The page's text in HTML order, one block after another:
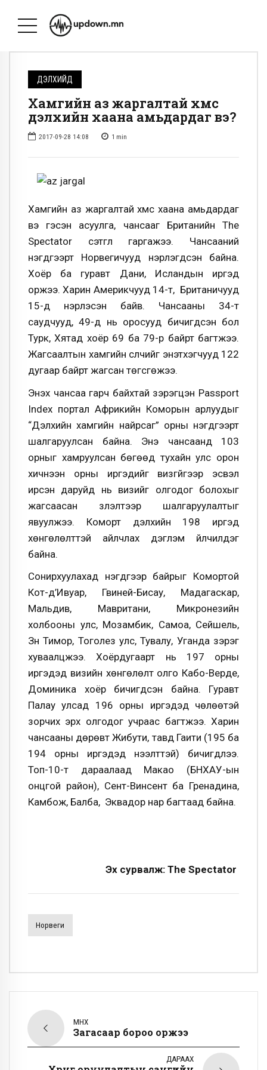
ДЭЛХИЙД
Хамгийн аз жаргалтай хүмүүс
дэлхийн хаана амьдардаг вэ?
2017-09-28 14:08 1 min
Хамгийн аз жаргалтай хүмүүс хаана амьдардаг
вэ гэсэн асуулга, чансааг Британийн The
Spectator сэтгүүл гаргажээ. Чансааний
нэгдүгээрт Норвегичууд нэрлэгдсэн байна.
Хоёр ба гуравт Дани, Исландын иргэд
оржээ. Харин Америкчууд 14-т, Британичууд
15-д нэрлэсэн байв. Чансааны 34-т
саудчууд, 49-д нь оросууд бичигдсэн бол
Турк, Хятад хоёр 69 ба 79-р байрт багтжээ.
Жагсаалтын хамгийн сүүлчийг энэтхэгчууд 122
дугаар байрт жагсан төгсгөжээ.
Энэхүү чансаа гарч байхтай зэрэгцэн Passport
Index портал Африкийн Коморын арлуудыг
“Дэлхийн хамгийн найрсаг” орны нэгдүгээрт
шалгаруулсан байна. Энэ чансаанд 103
орныг хамруулсан бөгөөд тухайн улс орон
хичнээн орны иргэдийг визгүйгээр эсвэл
ирсэн даруйд нь визийг олгодог болохыг
жагсаасан үзүүлэлтээр шалгаруулалтыг
явуулжээ. Коморт дэлхийн 198 иргэд
хөнгөлөлттэй айлчлах дэглэм үйлчилдэг
байна.
Сонирхуулахад нэгдүгээр байрыг Комортой
Кот-д’Ивуар, Гвиней-Бисау, Мадагаскар,
Мальдив, Мавритани, Микронезийн
холбооны улс, Мозамбик, Самоа, Сейшель,
Зүүн Тимор, Тоголез улс, Тувалу, Уганда зэрэг
хуваалцжээ. Хоёрдугаарт нь 197 орны
иргэдэд визийн хөнгөлөлт олго Кабо-Верде,
Доминика хоёр бичигдсэн байна. Гуравт
Палау улсад 196 орны иргэдэд чөлөөтэй
зорчих эрх олгодог учраас багтжээ. Харин
чансааны дөрөвт Жибути, тавд Гаити (195 ба
194 орны иргэдэд нээлттэй) бичигдлээ.
Топ-10-т дараалаад Макао (БНХАУ-ын
онцгой район), Сент-Винсент ба Гренадина,
Камбож, Балба, Эквадор нар багтаад байна.
Эх сурвалж: The Spectator
Норвеги
ӨМНӨХ
Загасаар бороо оржээ
ДАРААХ